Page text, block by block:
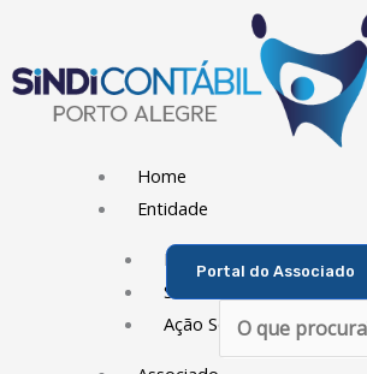
conteúdo
Home
Entidade
Diretoria
Sede Social
Ação Social
Portal do Associado
Pesquisar